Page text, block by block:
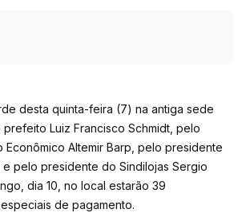
desta quinta-feira (7) na antiga sede
Luiz Francisco Schmidt, pelo
Altemir Barp, pelo presidente
pelo presidente do Sindilojas Sergio
dia 10, no local estarão 39
de pagamento.